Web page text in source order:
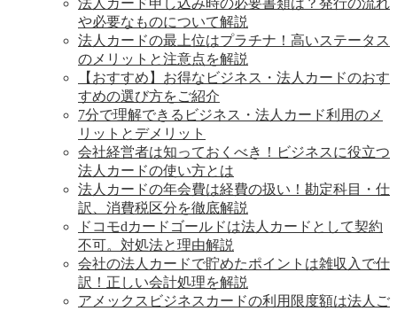
法人カード申し込み時の必要書類は？発行の流れ
や必要なものについて解説
法人カードの最上位はプラチナ！高いステータス
のメリットと注意点を解説
【おすすめ】お得なビジネス・法人カードのおす
すめの選び方をご紹介
7分で理解できるビジネス・法人カード利用のメ
リットとデメリット
会社経営者は知っておくべき！ビジネスに役立つ
法人カードの使い方とは
法人カードの年会費は経費の扱い！勘定科目・仕
訳、消費税区分を徹底解説
ドコモdカードゴールドは法人カードとして契約
不可。対処法と理由解説
会社の法人カードで貯めたポイントは雑収入で仕
訳！正しい会計処理を解説
アメックスビジネスカードの利用限度額は法人ご